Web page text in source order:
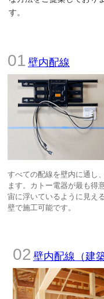
す。
壁内配線
すべての配線を壁内に通し
ます。カトー電器が最も得
宙に浮いているように見え
壁で施工可能です。
壁内配線（建